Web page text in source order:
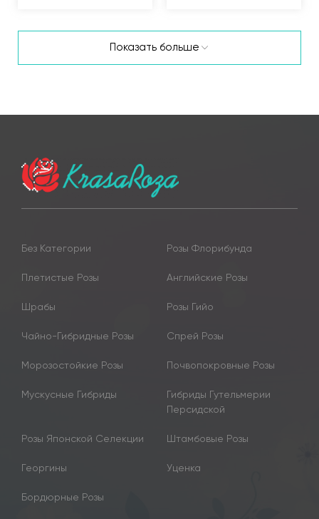
Показать больше
Без Категории Розы Флорибунда
Плетистые Розы Английские Розы
Шрабы Розы Гийо
Чайно-Гибридные Розы Спрей Розы
Морозостойкие Розы Почвопокровные Розы
Мускусные Гибриды
Гибриды Гутельмерии
Персидской
Розы Японской Селекции Штамбовые Розы
Георгины Уценка
Бордюрные Розы